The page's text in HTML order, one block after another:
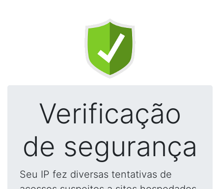
Verificação
de segurança
Seu IP fez diversas tentativas de